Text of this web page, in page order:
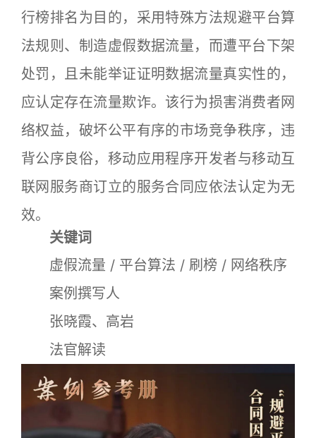
行榜排名为目的，采用特殊方法规避平台算
法规则、制造虚假数据流量，而遭平台下架
处罚，且未能举证证明数据流量真实性的，
应认定存在流量欺诈。该行为损害消费者网
络权益，破坏公平有序的市场竞争秩序，违
背公序良俗，移动应用程序开发者与移动互
联网服务商订立的服务合同应依法认定为无
效。
关键词
虚假流量 / 平台算法 / 刷榜 / 网络秩序
案例撰写人
张晓霞、高岩
法官解读